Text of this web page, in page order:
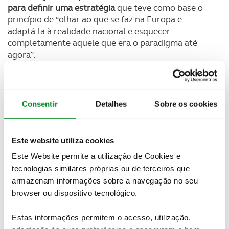
Consentir Detalhes Sobre os cookies
Este website utiliza cookies
Este Website permite a utilização de Cookies e
tecnologias similares próprias ou de terceiros que
armazenam informações sobre a navegação no seu
browser ou dispositivo tecnológico.
Estas informações permitem o acesso, utilização,
para definir uma estratégiaque teve como base o
princípio de “olhar ao que se faz na Europa e
adaptá-la à realidade nacional e esquecer
completamente aquele que era o paradigma até
agora”.
Acerca dos métodos atualmente usados, Rui Ribeiro
reforçou: “Com campanhas e fiscalização não vamos
lá (…)nunca se fiscalizou tanto e tão bem em
líder da ANSR, afiscalização aumentou 80% nos
primeiros sete meses de 2024face ao período
homólogo de 2023 e duplicou entre 2019 e 2023.
Rui Ribeiro defende que “Essa fiscalização teve um
e a taxa de infratores.Em termos de fiscalização
podemos dizer que Portugal está a funcionar muito